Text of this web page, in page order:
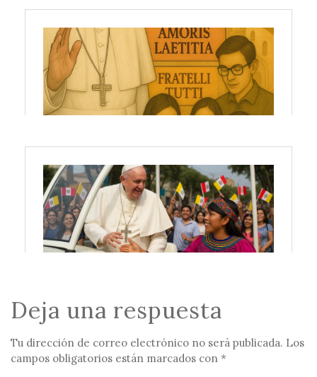
Deja una respuesta
Tu dirección de correo electrónico no será publicada. Los
campos obligatorios están marcados con *